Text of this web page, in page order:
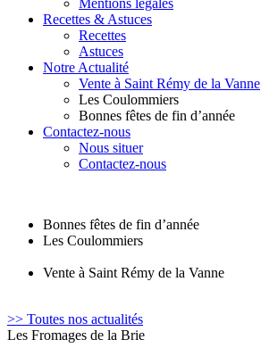
Mentions légales
Recettes & Astuces
Recettes
Astuces
Notre Actualité
Vente à Saint Rémy de la Vanne
Les Coulommiers
Bonnes fêtes de fin d’année
Contactez-nous
Nous situer
Contactez-nous
Bonnes fêtes de fin d’année
Les Coulommiers
Vente à Saint Rémy de la Vanne
>> Toutes nos actualités
Les Fromages de la Brie